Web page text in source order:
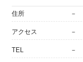
住所 －
アクセス －
TEL －